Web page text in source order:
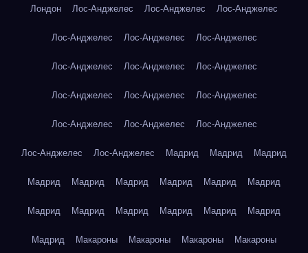
Лондон Лос-Анджелес Лос-Анджелес Лос-Анджелес
Лос-Анджелес Лос-Анджелес Лос-Анджелес
Лос-Анджелес Лос-Анджелес Лос-Анджелес
Лос-Анджелес Лос-Анджелес Лос-Анджелес
Лос-Анджелес Лос-Анджелес Лос-Анджелес
Лос-Анджелес Лос-Анджелес Мадрид Мадрид Мадрид
Мадрид Мадрид Мадрид Мадрид Мадрид Мадрид
Мадрид Мадрид Мадрид Мадрид Мадрид Мадрид
Мадрид Макароны Макароны Макароны Макароны